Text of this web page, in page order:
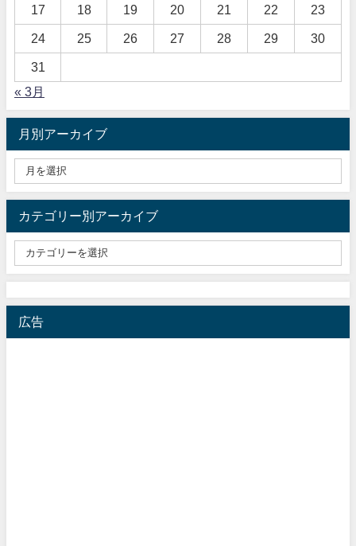
17 18 19 20 21 22 23
24 25 26 27 28 29 30
31
« 3月
月別アーカイブ
カテゴリー別アーカイブ
広告